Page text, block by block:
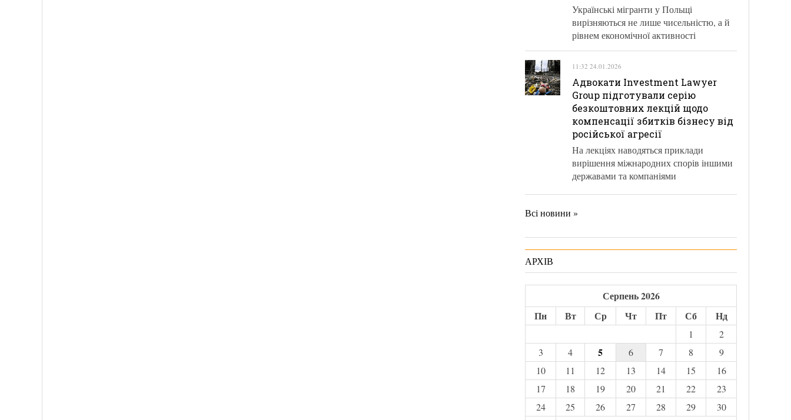
Українські мігранти у Польщі
вирізняються не лише чисельністю, а й
рівнем економічної активності
11:32 24.01.2026
Адвокати Investment Lawyer
Group підготували серію
безкоштовних лекцій щодо
компенсації збитків бізнесу від
російської агресії
На лекціях наводяться приклади
вирішення міжнародних спорів іншими
державами та компаніями
Всі новини »
АРХІВ
Серпень 2026
Пн
Вт Ср Чт Пт Сб Нд
1
2
3
4 5 6 7 8
9
10
11 12 13 14 15
16
17
18 19 20 21 22
23
24
25 26 27 28 29
30